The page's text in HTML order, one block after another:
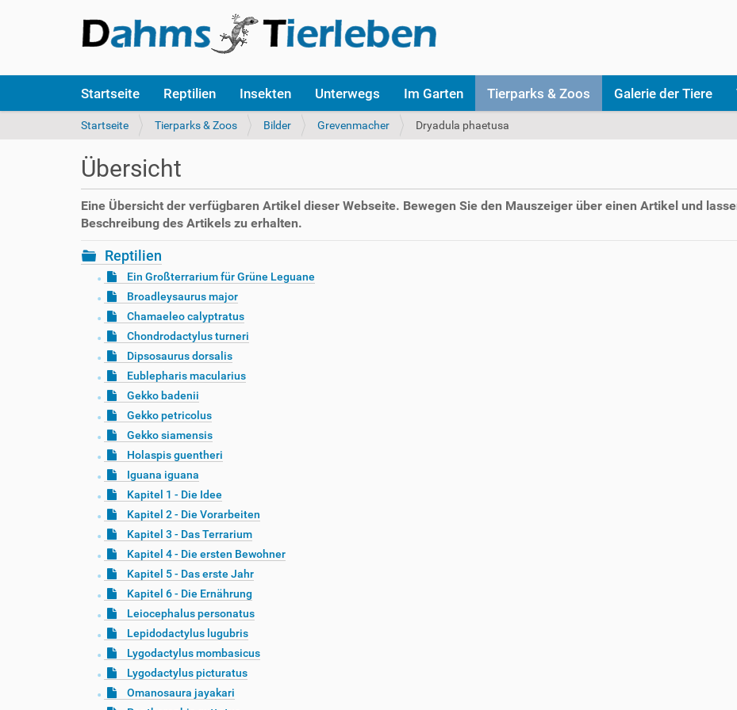
k
Startseite Reptilien Insekten Unterwegs Im Garten Tierparks & Zoos Galerie der Tiere
S
e
s
i
n
d
i
e
Startseite Tierparks & Zoos Bilder Grevenmacher Dryadula phaetusa
Übersicht
Eine Übersicht der verfügbaren Artikel dieser Webseite. Bewegen Sie den Mauszeiger über einen Artikel und
Beschreibung des Artikels zu erhalten.
Reptilien
Ein Großterrarium für Grüne Leguane
Broadleysaurus major
Chamaeleo calyptratus
Chondrodactylus turneri
Dipsosaurus dorsalis
Eublepharis macularius
Gekko badenii
Gekko petricolus
Gekko siamensis
Holaspis guentheri
Iguana iguana
Kapitel 1 - Die Idee
Kapitel 2 - Die Vorarbeiten
Kapitel 3 - Das Terrarium
Kapitel 4 - Die ersten Bewohner
Kapitel 5 - Das erste Jahr
Kapitel 6 - Die Ernährung
Leiocephalus personatus
Lepidodactylus lugubris
Lygodactylus mombasicus
Lygodactylus picturatus
Omanosaura jayakari